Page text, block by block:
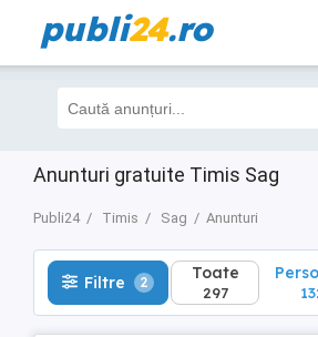
publi24.ro
Anunturi gratuite Timis Sag
Publi24 Timis Sag Anunturi
Filtre 2 Toate
297
Filtre 2 Toate
297